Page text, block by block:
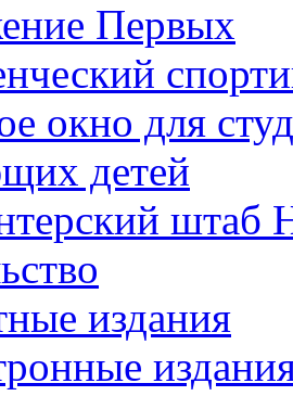
Первых
окно для
детей
штаб
издания